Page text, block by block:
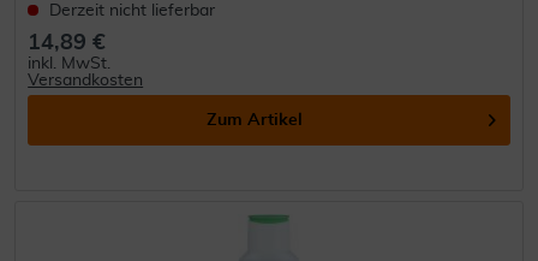
Derzeit nicht lieferbar
14,89 €
inkl. MwSt.
Versandkosten
Zum Artikel